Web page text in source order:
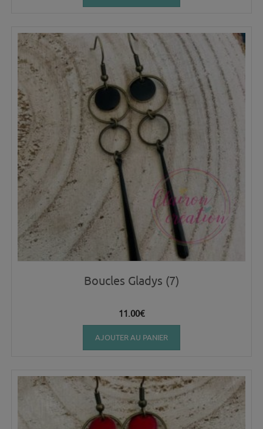
Boucles Gladys (7)
11.00€
AJOUTER AU PANIER